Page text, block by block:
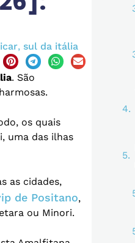
, sul da itália
. São
os quais
uma das ilhas
as cidades,
de Positano,
ou Minori.